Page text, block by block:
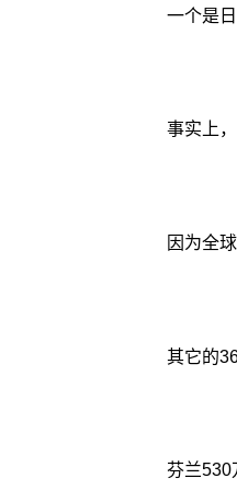
一个是
事实上
因为全
其它的
芬兰530